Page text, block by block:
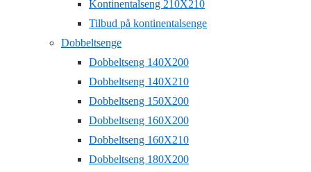
Kontinentalseng 210X210
Tilbud på kontinentalsenge
Dobbeltsenge
Dobbeltseng 140X200
Dobbeltseng 140X210
Dobbeltseng 150X200
Dobbeltseng 160X200
Dobbeltseng 160X210
Dobbeltseng 180X200